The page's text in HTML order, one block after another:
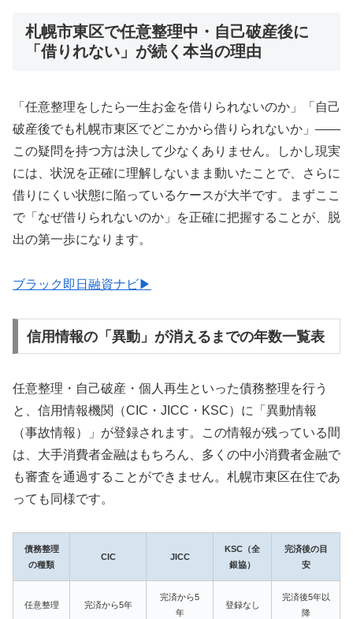
札幌市東区で任意整理中・自己破産後に
「借りれない」が続く本当の理由
「任意整理をしたら一生お金を借りられないのか」「自己
破産後でも札幌市東区でどこかから借りられないか」——
この疑問を持つ方は決して少なくありません。しかし現実
には、状況を正確に理解しないまま動いたことで、さらに
借りにくい状態に陥っているケースが大半です。まずここ
で「なぜ借りられないのか」を正確に把握することが、脱
出の第一歩になります。
ブラック即日融資ナビ▶
信用情報の「異動」が消えるまでの年数一覧表
任意整理・自己破産・個人再生といった債務整理を行う
と、信用情報機関（CIC・JICC・KSC）に「異動情報
（事故情報）」が登録されます。この情報が残っている間
は、大手消費者金融はもちろん、多くの中小消費者金融で
も審査を通過することができません。札幌市東区在住であ
っても同様です。
債務整理
の種類
CIC JICC
KSC（全
銀協）
完済後の目
安
任意整理 完済から5年
完済から5
年
登録なし
完済後5年以
降